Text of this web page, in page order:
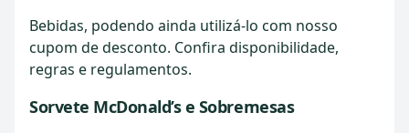
Bebidas, podendo ainda utilizá-lo com nosso
cupom de desconto. Confira disponibilidade,
regras e regulamentos.
Sorvete McDonald’s e Sobremesas